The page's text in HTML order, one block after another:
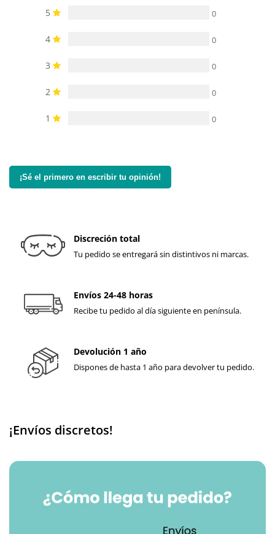
5 0
4 0
3 0
2 0
1 0
¡Sé el primero en escribir tu opinión!
Discreción total
Tu pedido se entregará sin distintivos ni marcas.
Envíos 24-48 horas
Recibe tu pedido al día siguiente en península.
Devolución 1 año
Dispones de hasta 1 año para devolver tu pedido.
¡Envíos discretos!